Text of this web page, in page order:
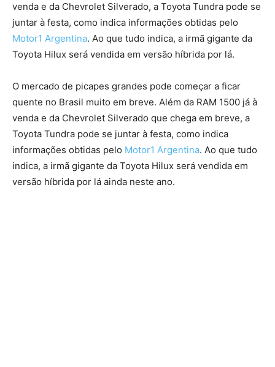
venda e da Chevrolet Silverado, a Toyota Tundra pode se
juntar à festa, como indica informações obtidas pelo
Motor1 Argentina. Ao que tudo indica, a irmã gigante da
Toyota Hilux será vendida em versão híbrida por lá.
O mercado de picapes grandes pode começar a ficar
quente no Brasil muito em breve. Além da RAM 1500 já à
venda e da Chevrolet Silverado que chega em breve, a
Toyota Tundra pode se juntar à festa, como indica
informações obtidas pelo Motor1 Argentina. Ao que tudo
indica, a irmã gigante da Toyota Hilux será vendida em
versão híbrida por lá ainda neste ano.